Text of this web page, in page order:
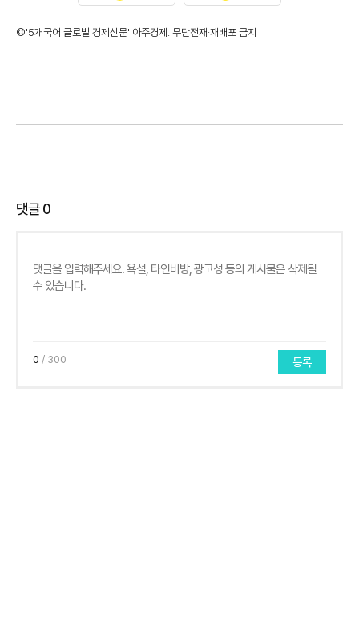
©'5개국어 글로벌 경제신문' 아주경제. 무단전재·재배포 금지
댓글0
0 / 300 등록